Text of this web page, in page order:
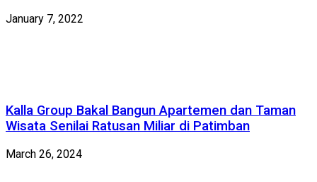
January 7, 2022
Kalla Group Bakal Bangun Apartemen dan Taman
Wisata Senilai Ratusan Miliar di Patimban
March 26, 2024